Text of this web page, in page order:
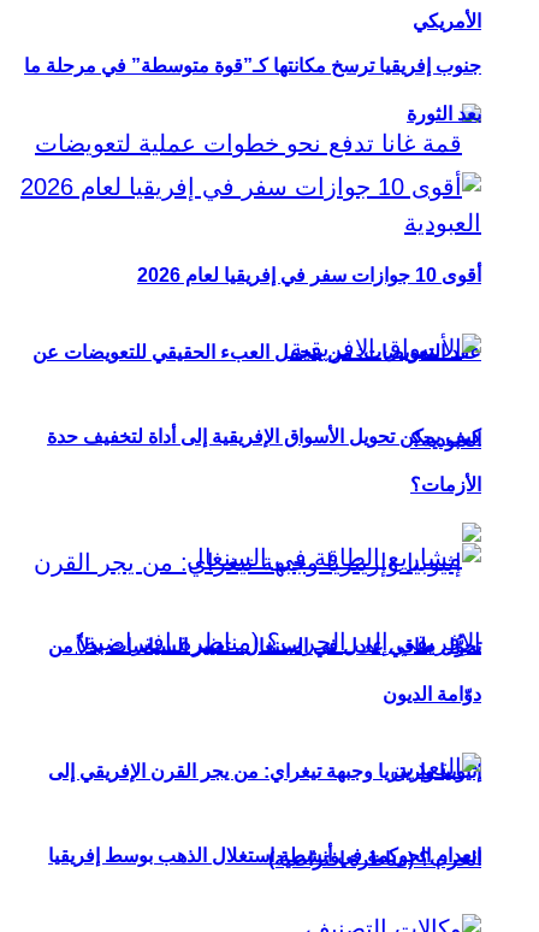
الأمريكي
عقد التعويضات: من يتحمل العبء الحقيقي للتعويضات عن
العبودية؟
إثيوبيا وإريتريا وجبهة تيغراي: من يجر القرن الإفريقي إلى
الحرب؟ (مناظرة افتراضية)
جنوب إفريقيا ترسخ مكانتها كـ”قوة متوسطة” في مرحلة ما
بعد الثورة
أقوى 10 جوازات سفر في إفريقيا لعام 2026
كيف يمكن تحويل الأسواق الإفريقية إلى أداة لتخفيف حدة
الأزمات؟
تحوُّل طاقي عادل في السنغال.. تغيير السياسات بدلاً من
دوّامة الديون
انعدام الحوكمة في أنشطة استغلال الذهب بوسط إفريقيا